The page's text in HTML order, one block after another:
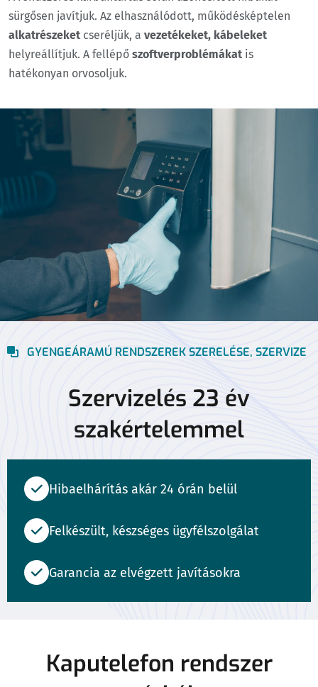
sürgősen javítjuk. Az elhasználódott, működésképtelen
alkatrészeket cseréljük, a vezetékeket, kábeleket
helyreállítjuk. A fellépő szoftverproblémákat is
hatékonyan orvosoljuk.
GYENGEÁRAMÚ RENDSZEREK SZERELÉSE, SZERVIZE
Szervizelés 23 év
szakértelemmel
Hibaelhárítás akár 24 órán belül
Felkészült, készséges ügyfélszolgálat
Garancia az elvégzett javításokra
Kaputelefon rendszer